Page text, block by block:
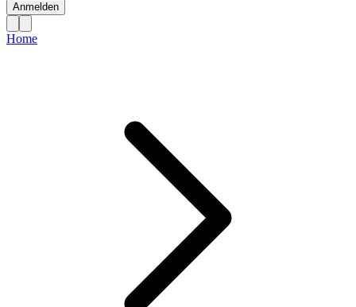
Anmelden
Home